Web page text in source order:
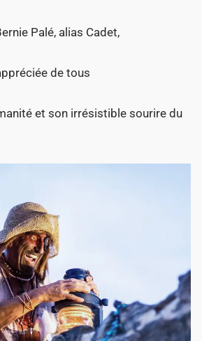
Palé, alias Cadet,
de tous
et son irrésistible sourire du